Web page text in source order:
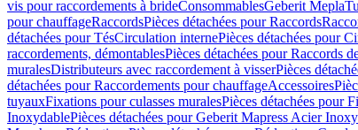
vis pour raccordements à brideConsommablesGeberit Mepla
pour chauffageRaccordsPièces détachées pour Raccords
détachées pour TésCirculation internePièces détachées pour
raccordements, démontablesPièces détachées pour Raccords
muralesDistributeurs avec raccordement à visserPièces
détachées pour Raccordements pour chauffageAccessoires
tuyauxFixations pour culasses muralesPièces détachées pour
InoxydablePièces détachées pour Geberit Mapress Acier